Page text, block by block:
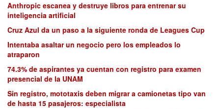
Anthropic escanea y destruye libros para entrenar su
inteligencia artificial
Cruz Azul da un paso a la siguiente ronda de Leagues Cup
Intentaba asaltar un negocio pero los empleados lo
atraparon
74.3% de aspirantes ya cuentan con registro para examen
presencial de la UNAM
Sin registro, mototaxis deben migrar a camionetas tipo van
de hasta 15 pasajeros: especialista